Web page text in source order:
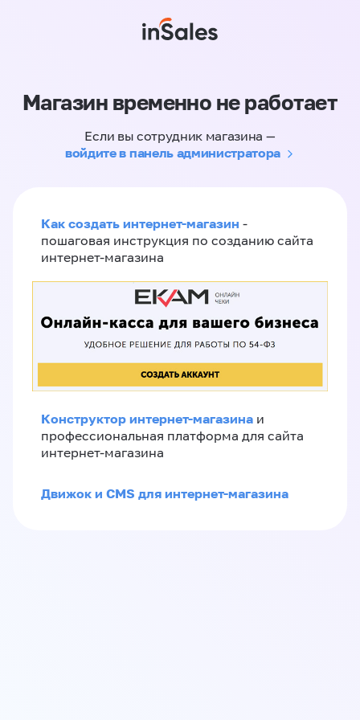
Магазин временно не работает
Если вы сотрудник магазина —
войдите в панель администратора
Как создать интернет-магазин -
пошаговая инструкция по созданию сайта
интернет-магазина
Конструктор интернет-магазина и
профессиональная платформа для сайта
интернет-магазина
Движок и CMS для интернет-магазина